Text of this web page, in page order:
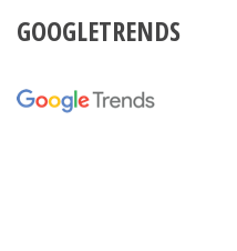
GOOGLETRENDS